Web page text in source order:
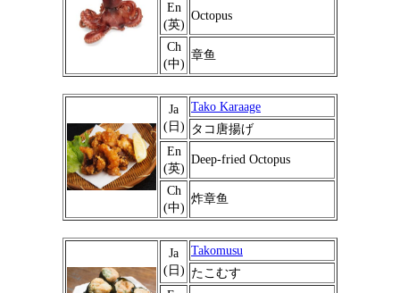
En
(英)
Octopus
Ch
(中)
章鱼
Ja
(日)
Tako Karaage
タコ唐揚げ
En
(英)
Deep-fried Octopus
Ch
(中)
炸章鱼
Ja
(日)
Takomusu
たこむす